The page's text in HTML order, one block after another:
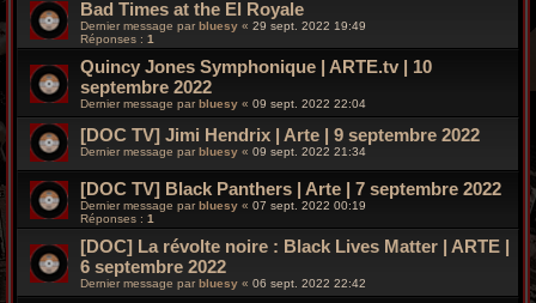
Bad Times at the El Royale
Dernier message par bluesy « 29 sept. 2022 19:49
Réponses : 1
Quincy Jones Symphonique | ARTE.tv | 10
septembre 2022
Dernier message par bluesy « 09 sept. 2022 22:04
[DOC TV] Jimi Hendrix | Arte | 9 septembre 2022
Dernier message par bluesy « 09 sept. 2022 21:34
[DOC TV] Black Panthers | Arte | 7 septembre 2022
Dernier message parbluesy « 07 sept. 2022 00:19
Réponses : 1
[DOC] La révolte noire : Black Lives Matter | ARTE |
6 septembre 2022
Dernier message par bluesy « 06 sept. 2022 22:42